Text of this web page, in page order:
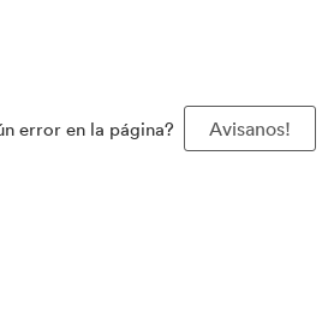
error en la página? Avisanos!